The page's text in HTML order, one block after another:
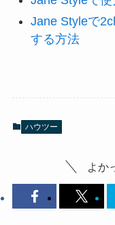
Jane Styleで
する方法
ハウツー
よか